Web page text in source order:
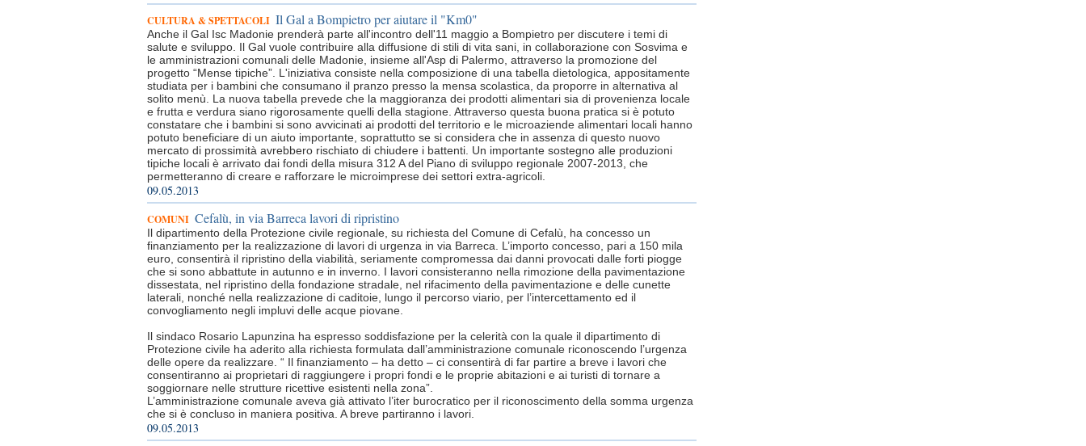
CULTURA & SPETTACOLI Il Gal a Bompietro per aiutare il "Km0"
Anche il Gal Isc Madonie prenderà parte all'incontro dell'11 maggio a Bompietro per discutere i temi di
salute e sviluppo. Il Gal vuole contribuire alla diffusione di stili di vita sani, in collaborazione con Sosvima e
le amministrazioni comunali delle Madonie, insieme all'Asp di Palermo, attraverso la promozione del
progetto “Mense tipiche”. L'iniziativa consiste nella composizione di una tabella dietologica, appositamente
studiata per i bambini che consumano il pranzo presso la mensa scolastica, da proporre in alternativa al
solito menù. La nuova tabella prevede che la maggioranza dei prodotti alimentari sia di provenienza locale
e frutta e verdura siano rigorosamente quelli della stagione. Attraverso questa buona pratica si è potuto
constatare che i bambini si sono avvicinati ai prodotti del territorio e le microaziende alimentari locali hanno
potuto beneficiare di un aiuto importante, soprattutto se si considera che in assenza di questo nuovo
mercato di prossimità avrebbero rischiato di chiudere i battenti. Un importante sostegno alle produzioni
tipiche locali è arrivato dai fondi della misura 312 A del Piano di sviluppo regionale 2007-2013, che
permetteranno di creare e rafforzare le microimprese dei settori extra-agricoli.
09.05.2013
COMUNI Cefalù, in via Barreca lavori di ripristino
Il dipartimento della Protezione civile regionale, su richiesta del Comune di Cefalù, ha concesso un
finanziamento per la realizzazione di lavori di urgenza in via Barreca. L’importo concesso, pari a 150 mila
euro, consentirà il ripristino della viabilità, seriamente compromessa dai danni provocati dalle forti piogge
che si sono abbattute in autunno e in inverno. I lavori consisteranno nella rimozione della pavimentazione
dissestata, nel ripristino della fondazione stradale, nel rifacimento della pavimentazione e delle cunette
laterali, nonché nella realizzazione di caditoie, lungo il percorso viario, per l’intercettamento ed il
convogliamento negli impluvi delle acque piovane.
Il sindaco Rosario Lapunzina ha espresso soddisfazione per la celerità con la quale il dipartimento di
Protezione civile ha aderito alla richiesta formulata dall’amministrazione comunale riconoscendo l’urgenza
delle opere da realizzare. “ Il finanziamento – ha detto – ci consentirà di far partire a breve i lavori che
consentiranno ai proprietari di raggiungere i propri fondi e le proprie abitazioni e ai turisti di tornare a
soggiornare nelle strutture ricettive esistenti nella zona”.
L’amministrazione comunale aveva già attivato l’iter burocratico per il riconoscimento della somma urgenza
che si è concluso in maniera positiva. A breve partiranno i lavori.
09.05.2013